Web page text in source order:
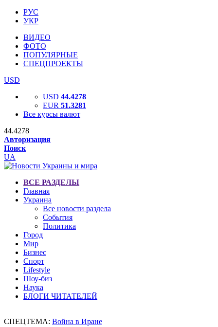
РУС
УКР
ВИДЕО
ФОТО
ПОПУЛЯРНЫЕ
СПЕЦПРОЕКТЫ
USD
USD 44.4278
EUR 51.3281
Все курсы валют
44.4278
Авторизация
Поиск
UA
ВСЕ РАЗДЕЛЫ
Главная
Украина
Все новости раздела
События
Политика
Город
Мир
Бизнес
Спорт
Lifestyle
Шоу-биз
Наука
БЛОГИ ЧИТАТЕЛЕЙ
СПЕЦТЕМА: Война в Иране